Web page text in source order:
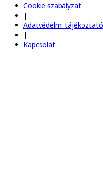
Cookie szabályzat
|
Adatvédelmi tájékoztató
|
Kapcsolat